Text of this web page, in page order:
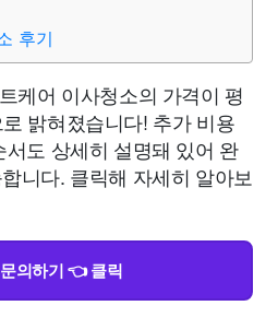
후기
케어 이사청소의 가격이 평
밝혀졌습니다! 추가 비용
도 상세히 설명돼 있어 완
니다. 클릭해 자세히 알아보
의하기 👈 클릭